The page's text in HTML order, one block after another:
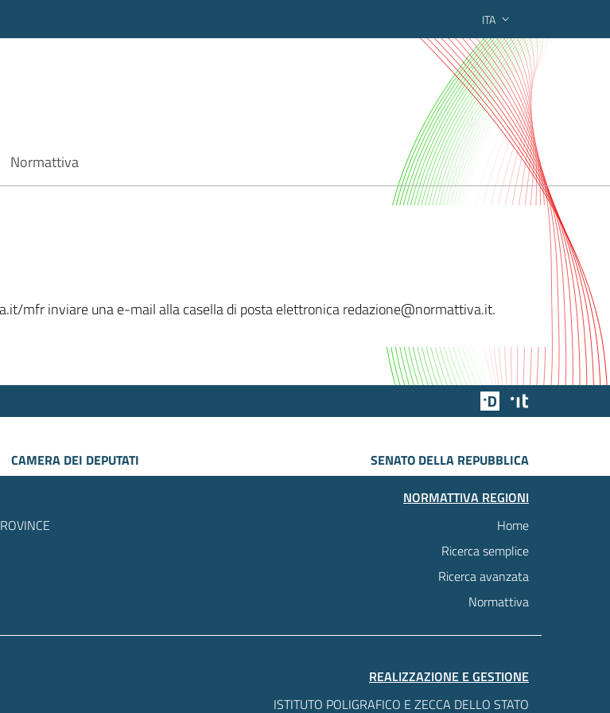
ITA
di ricerca federato regionale
Normattiva
mfr inviare una e-mail alla casella di posta elettronica redazione@normattiva.it.
Team Digitale
CAMERA DEI DEPUTATI
SENATO DELLA REPUBBLICA
NORMATTIVA REGIONI
Home
Ricerca semplice
Ricerca avanzata
Normattiva
REALIZZAZIONE E GESTIONE
ISTITUTO POLIGRAFICO E ZECCA DELLO STATO